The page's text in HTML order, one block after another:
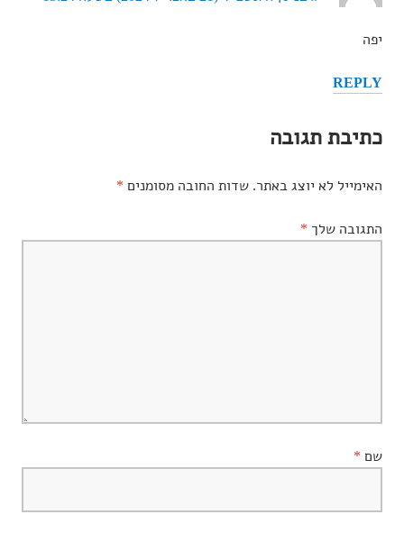
יפה
REPLY
כתיבת תגובה
האימייל לא יוצג באתר. שדות החובה מסומנים *
התגובה שלך *
שם *